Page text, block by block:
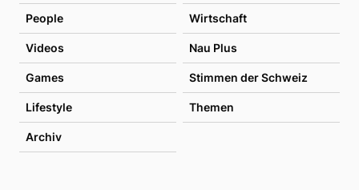
People Wirtschaft
Videos Nau Plus
Games Stimmen der Schweiz
Lifestyle Themen
Archiv